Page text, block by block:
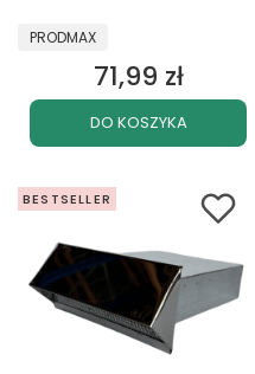
PRODUCENT
PRODMAX
Cena
71,99 zł
DO KOSZYKA
BESTSELLER